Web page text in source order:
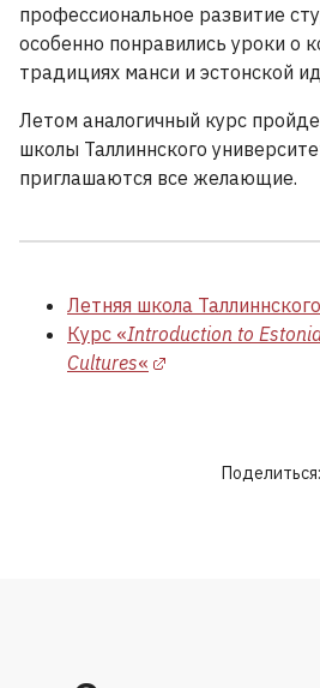
профессиональное развитие
особенно понравились уроки о
традициях манси и эстонской
Летом аналогичный курс
школы Таллиннского
приглашаются все желающие.
Летняя школа
Курс «Introduction to
Cultures«
Поделиться: